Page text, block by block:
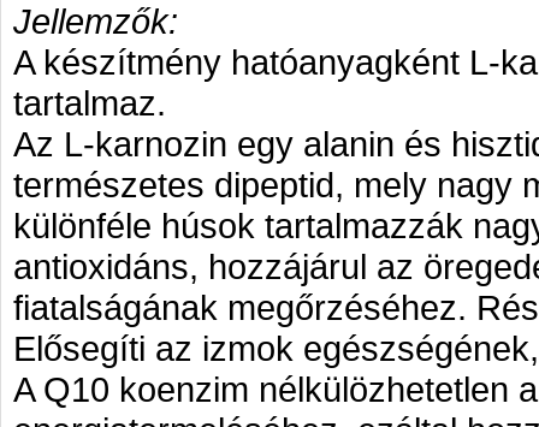
Jellemzők:
A készítmény hatóanyagként L-
tartalmaz.
Az L-karnozin egy alanin és
természetes dipeptid, mely nagy
különféle húsok tartalmazzák
antioxidáns, hozzájárul az
fiatalságának megőrzéséhez.
Elősegíti az izmok
A Q10 koenzim nélkülözhetetlen